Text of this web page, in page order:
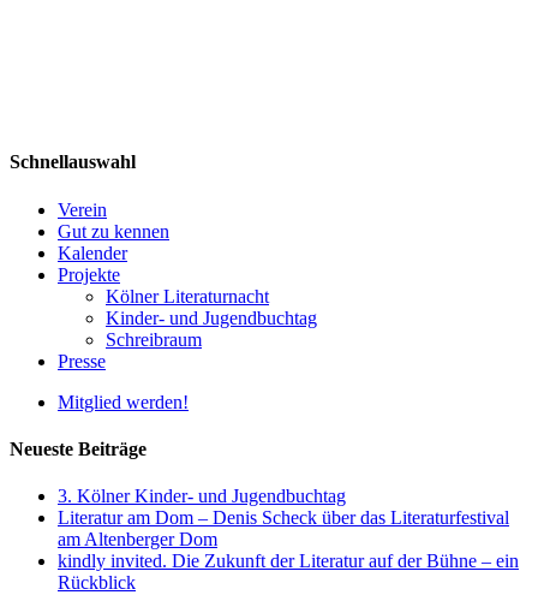
Schnellauswahl
Verein
Gut zu kennen
Kalender
Projekte
Kölner Literaturnacht
Kinder- und Jugendbuchtag
Schreibraum
Presse
Mitglied werden!
Neueste Beiträge
3. Kölner Kinder- und Jugendbuchtag
Literatur am Dom – Denis Scheck über das Literaturfestival
am Altenberger Dom
kindly invited. Die Zukunft der Literatur auf der Bühne – ein
Rückblick